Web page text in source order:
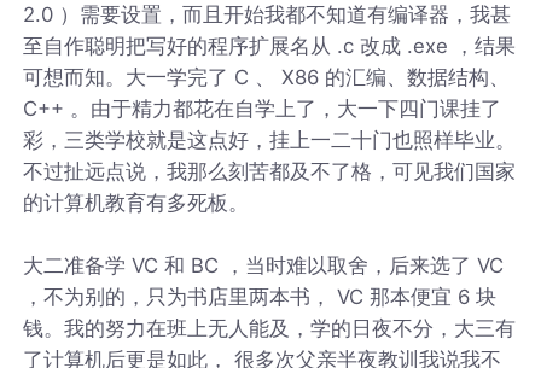
2.0 ）需要设置，而且开始我都不知道有编译器，我甚
至自作聪明把写好的程序扩展名从 .c 改成 .exe ，结果
可想而知。大一学完了 C 、 X86 的汇编、数据结构、
C++ 。由于精力都花在自学上了，大一下四门课挂了
彩，三类学校就是这点好，挂上一二十门也照样毕业。
不过扯远点说，我那么刻苦都及不了格，可见我们国家
的计算机教育有多死板。
大二准备学 VC 和 BC ，当时难以取舍，后来选了 VC
，不为别的，只为书店里两本书， VC 那本便宜 6 块
钱。我的努力在班上无人能及，学的日夜不分，大三有
了计算机后更是如此， 很多次父亲半夜教训我说我不